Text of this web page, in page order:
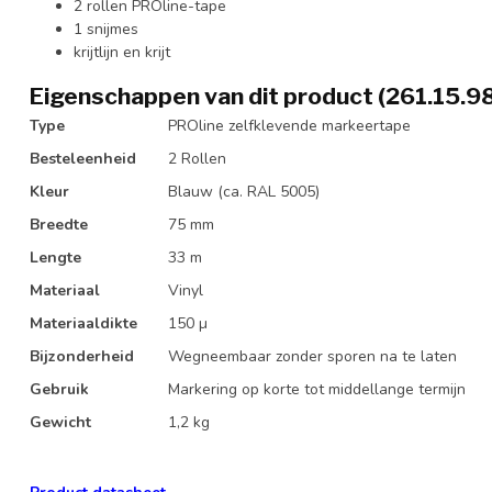
2 rollen PROline-tape
1 snijmes
krijtlijn en krijt
Eigenschappen van dit product
Type
PROline zelfklevende markeertape
Besteleenheid
2 Rollen
Kleur
Blauw (ca. RAL 5005)
Breedte
75 mm
Lengte
33 m
Materiaal
Vinyl
Materiaaldikte
150 µ
Bijzonderheid
Wegneembaar zonder sporen na te laten
Gebruik
Markering op korte tot middellange termijn
Gewicht
1,2 kg